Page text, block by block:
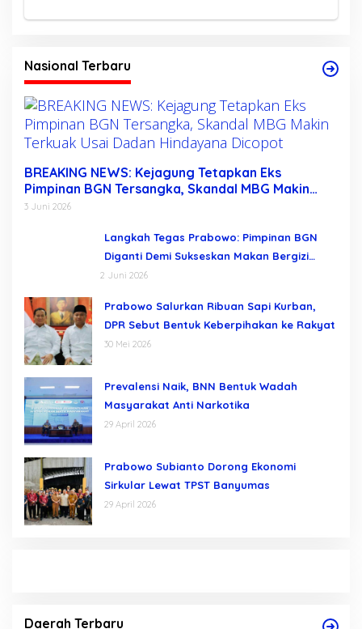
Nasional Terbaru
BREAKING NEWS: Kejagung Tetapkan Eks
Pimpinan BGN Tersangka, Skandal MBG Makin
Terkuak Usai Dadan Hindayana Dicopot
3 Juni 2026
Langkah Tegas Prabowo: Pimpinan BGN
Diganti Demi Sukseskan Makan Bergizi
Gratis
2 Juni 2026
Prabowo Salurkan Ribuan Sapi Kurban,
DPR Sebut Bentuk Keberpihakan ke Rakyat
30 Mei 2026
Prevalensi Naik, BNN Bentuk Wadah
Masyarakat Anti Narkotika
29 April 2026
Prabowo Subianto Dorong Ekonomi
Sirkular Lewat TPST Banyumas
29 April 2026
Daerah Terbaru